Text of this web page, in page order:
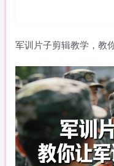
军训片子剪辑教学，教